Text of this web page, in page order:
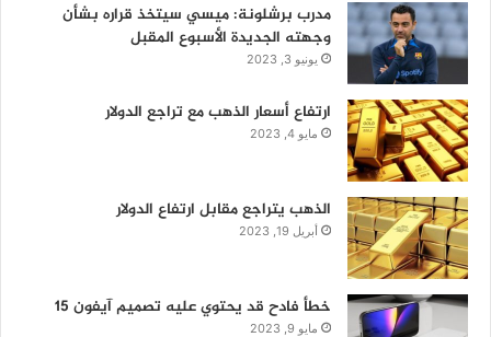
مدرب برشلونة: ميسي سيتخذ قراره بشأن
وجهته الجديدة الأسبوع المقبل
يونيو 3, 2023
ارتفاع أسعار الذهب مع تراجع الدولار
مايو 4, 2023
الذهب يتراجع مقابل ارتفاع الدولار
أبريل 19, 2023
خطأ فادح قد يحتوي عليه تصميم آيفون 15
مايو 9, 2023